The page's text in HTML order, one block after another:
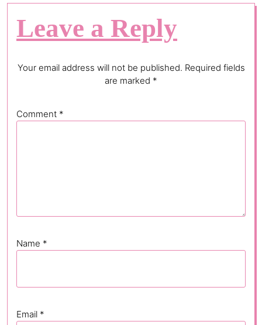
Leave a Reply
Your email address will not be published. Required fields
are marked *
Comment *
Name *
Email *